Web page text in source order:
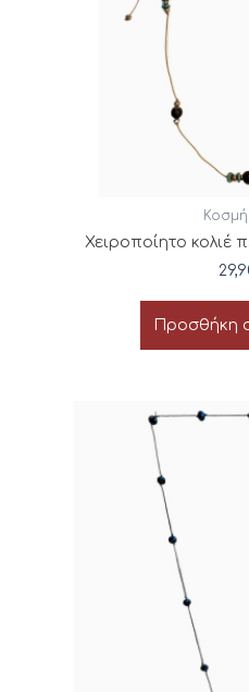
Χειροποίητο κολιέ
Προσθήκη